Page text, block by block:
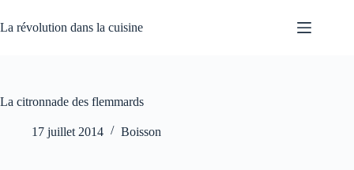
au
contenu
La révolution dans la cuisine
La citronnade des flemmards
17 juillet 2014 Boisson